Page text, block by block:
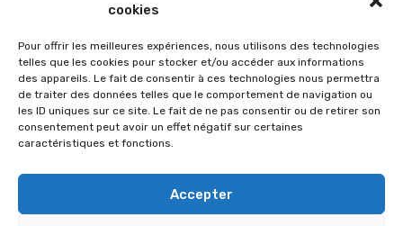
cookies
Pour offrir les meilleures expériences, nous utilisons des technologies
telles que les cookies pour stocker et/ou accéder aux informations
des appareils. Le fait de consentir à ces technologies nous permettra
de traiter des données telles que le comportement de navigation ou
les ID uniques sur ce site. Le fait de ne pas consentir ou de retirer son
consentement peut avoir un effet négatif sur certaines
caractéristiques et fonctions.
Accepter